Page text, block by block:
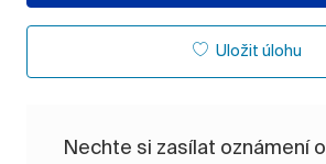
Uložit úlohu
Nechte si zasílat oznámení o